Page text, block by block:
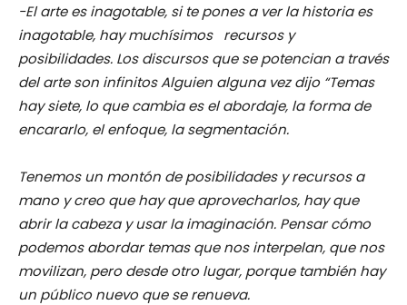
-El arte es inagotable, si te pones a ver la historia es
inagotable, hay muchísimos recursos y
posibilidades. Los discursos que se potencian a través
del arte son infinitos Alguien alguna vez dijo “Temas
hay siete, lo que cambia es el abordaje, la forma de
encararlo, el enfoque, la segmentación.
Tenemos un montón de posibilidades y recursos a
mano y creo que hay que aprovecharlos, hay que
abrir la cabeza y usar la imaginación. Pensar cómo
podemos abordar temas que nos interpelan, que nos
movilizan, pero desde otro lugar, porque también hay
un público nuevo que se renueva.